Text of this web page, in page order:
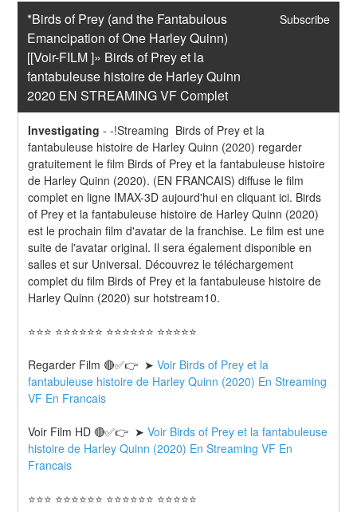
*Birds of Prey (and the Fantabulous
Emancipation of One Harley Quinn)
[[Voir-FILM ]» Birds of Prey et la
fantabuleuse histoire de Harley Quinn
2020 EN STREAMING VF Complet
Subscribe
Investigating --!Streaming  Birds of Prey et la
fantabuleuse histoire de Harley Quinn (2020) regarder
gratuitement le film Birds of Prey et la fantabuleuse histoire
de Harley Quinn (2020). (EN FRANCAIS) diffuse le film
complet en ligne IMAX-3D aujourd'hui en cliquant ici. Birds
of Prey et la fantabuleuse histoire de Harley Quinn (2020)
est le prochain film d'avatar de la franchise. Le film est une
suite de l'avatar original. Il sera également disponible en
salles et sur Universal. Découvrez le téléchargement
complet du film Birds of Prey et la fantabuleuse histoire de
Harley Quinn (2020) sur hotstream10.
⭐⭐⭐ ⭐⭐⭐⭐⭐⭐ ⭐⭐⭐⭐⭐⭐ ⭐⭐⭐⭐⭐
Regarder Film 🔴✅👉  ➤ Voir Birds of Prey et la
fantabuleuse histoire de Harley Quinn (2020) En Streaming
VF En Francais
Voir Film HD 🔴✅👉  ➤ Voir Birds of Prey et la fantabuleuse
histoire de Harley Quinn (2020) En Streaming VF En
Francais
⭐⭐⭐ ⭐⭐⭐⭐⭐⭐ ⭐⭐⭐⭐⭐⭐ ⭐⭐⭐⭐⭐